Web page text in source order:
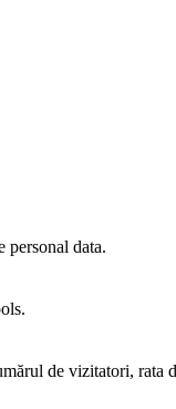
personal data.
de vizitatori, rata